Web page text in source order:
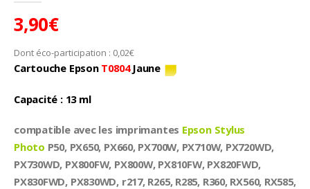
3,90€
Dont éco-participation : 0,02€
Cartouche Epson T0804 Jaune
Capacité : 13 ml
compatible avec les imprimantes Epson Stylus
Photo P50, PX650, PX660, PX700W, PX710W, PX720WD,
PX730WD, PX800FW, PX800W, PX810FW, PX820FWD,
PX830FWD, PX830WD, r217, R265, R285, R360, RX560, RX585,